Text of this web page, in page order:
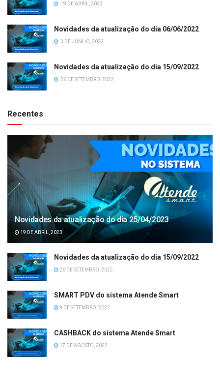
19 DE ABRIL, 2023
Novidades da atualização do dia 06/06/2022
3 DE JUNHO, 2022
Novidades da atualização do dia 15/09/2022
26 DE SETEMBRO, 2022
Recentes
Novidades da atualização do dia 25/04/2023
19 DE ABRIL, 2023
Novidades da atualização do dia 15/09/2022
26 DE SETEMBRO, 2022
SMART PDV do sistema Atende Smart
9 DE SETEMBRO, 2022
CASHBACK do sistema Atende Smart
17 DE AGOSTO, 2022